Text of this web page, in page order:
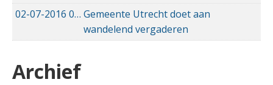
02-07-2016 02-07-2016 12:27
Gemeente Utrecht doet aan
wandelend vergaderen
Archief